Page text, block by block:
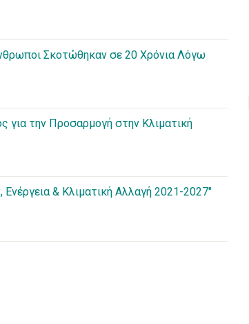
Σκοτώθηκαν σε 20 Χρόνια Λόγω
για την Προσαρμογή στην Κλιματική
& Κλιματική Αλλαγή 2021-2027"